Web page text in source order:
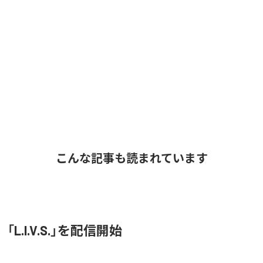
こんな記事も読まれています
「L.I.V.S.」を配信開始